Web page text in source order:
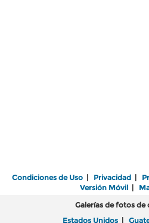
Condiciones de Uso | Privacidad |
Versión Móvil|
Galerías de fotos de
Estados Unidos |